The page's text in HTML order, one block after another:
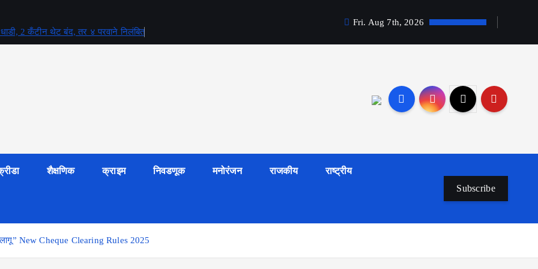
2 कँटीन थेट बंद, तर ४ परवाने निलंबित
Fri. Aug 7th, 2026
शैक्षणिक क्राइम निवडणूक मनोरंजन राजकीय राष्ट्रीय
Subscribe
New Cheque Clearing Rules 2025